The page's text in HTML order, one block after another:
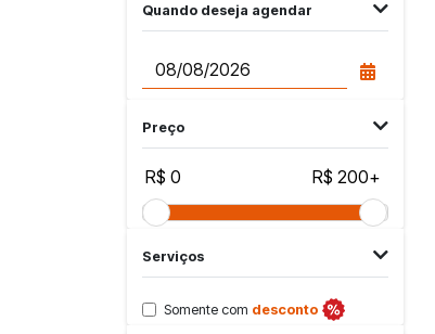
Quando deseja agendar
Preço
R$ 0 R$ 200+
Serviços
Somente com desconto